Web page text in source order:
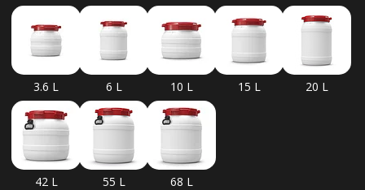
3.6 L 6 L 10 L 15 L 20 L
42 L 55 L 68 L